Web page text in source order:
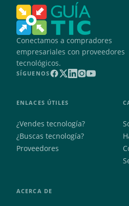
Conectamos a compradores
empresariales con proveedores
tecnológicos.
SÍGUENOS
ENLACES ÚTILES
¿Vendes tecnología?
¿Buscas tecnología?
Proveedores
ACERCA DE